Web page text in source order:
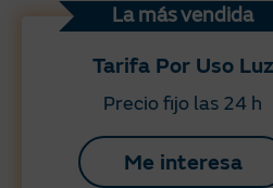
La más vendida
Tarifa Por Uso Luz
Precio fijo las 24 h
Me interesa